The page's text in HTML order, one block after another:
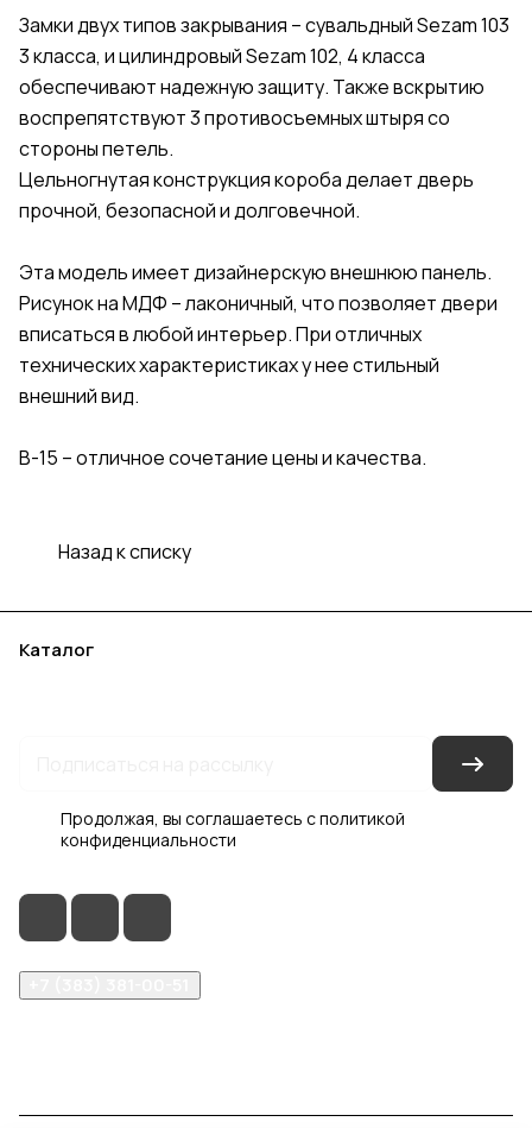
Замки двух типов закрывания – сувальдный Sezam 103
3 класса, и цилиндровый Sezam 102, 4 класса
обеспечивают надежную защиту. Также вскрытию
воспрепятствуют 3 противосъемных штыря со
стороны петель.
Цельногнутая конструкция короба делает дверь
прочной, безопасной и долговечной.
Эта модель имеет дизайнерскую внешнюю панель.
Рисунок на МДФ – лаконичный, что позволяет двери
вписаться в любой интерьер. При отличных
технических характеристиках у нее стильный
внешний вид.
В-15 – отличное сочетание цены и качества.
Назад к списку
Каталог
Продолжая, вы соглашаетесь сполитикой
конфиденциальности